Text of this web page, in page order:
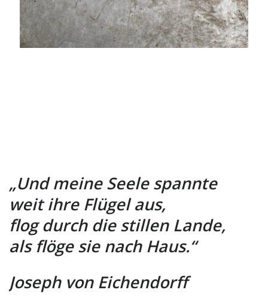
„Und meine Seele spannte
weit ihre Flügel aus,
flog durch die stillen Lande,
als flöge sie nach Haus.“
Joseph von Eichendorff